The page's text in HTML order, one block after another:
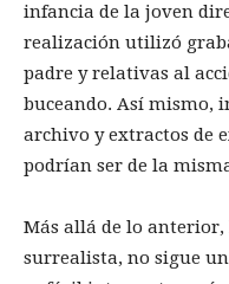
infancia de la joven
realización utilizó
padre y relativas al
buceando. Así mismo,
archivo y extractos de
podrían ser de la
Más allá de lo anterior,
surrealista, no sigue